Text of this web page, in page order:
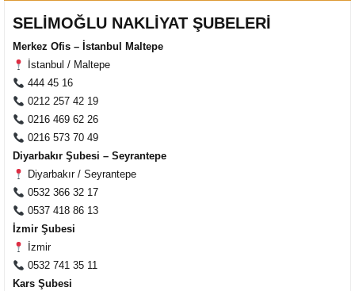
SELİMOĞLU NAKLİYAT ŞUBELERİ
Merkez Ofis – İstanbul Maltepe
İstanbul / Maltepe
444 45 16
0212 257 42 19
0216 469 62 26
0216 573 70 49
Diyarbakır Şubesi – Seyrantepe
Diyarbakır / Seyrantepe
0532 366 32 17
0537 418 86 13
İzmir Şubesi
İzmir
0532 741 35 11
Kars Şubesi